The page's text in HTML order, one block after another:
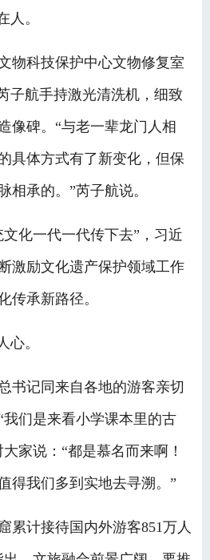
。
科技保护中心文物修复室
子航手持激光清洗机，细致
像碑。“与老一辈龙门人相
具体方式有了新变化，但保
相承的。”芮子航说。
化一代一代传下去”，习近
激励文化遗产保护领域工作
传承新路径。
。
记同来自各地的游客亲切
们是来看小学课本里的古
家说：“都是慕名而来啊！
得我们多到实地去寻溯。”
计接待国内外游客851万人